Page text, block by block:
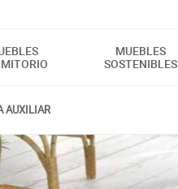
MUEBLES
SOSTENIBLES
AUXILIAR